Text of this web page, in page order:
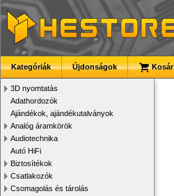
Kategóriák Újdonságok Kosár
3D nyomtatás
Adathordozók
Ajándékok, ajándékutalványok
Analóg áramkörök
Audiotechnika
Autó HiFi
Biztosítékok
Csatlakozók
Csomagolás és tárolás